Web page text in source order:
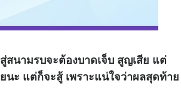
สนามรบจะต้องบาดเจ็บ สูญเสีย แต่
นะ แต่ก็จะสู้ เพราะแน่ใจว่าผลสุดท้าย